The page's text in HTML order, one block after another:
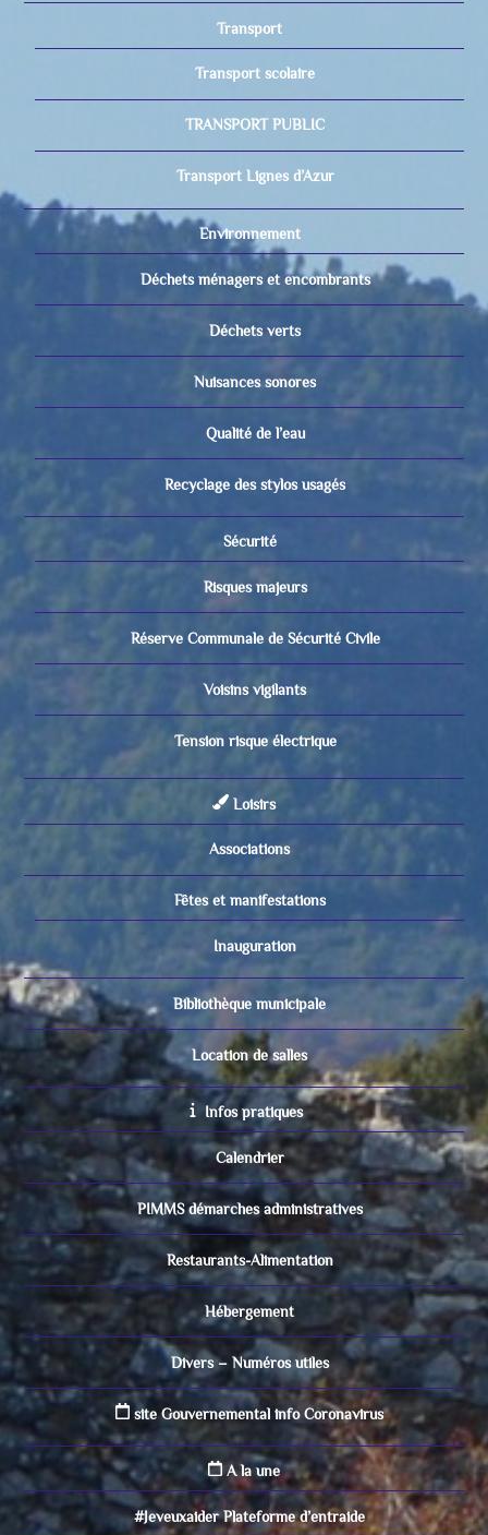
Transport
Transport scolaire
TRANSPORT PUBLIC
Transport Lignes d’Azur
Environnement
Déchets ménagers et encombrants
Déchets verts
Nuisances sonores
Qualité de l’eau
Recyclage des stylos usagés
Sécurité
Risques majeurs
Réserve Communale de Sécurité Civile
Voisins vigilants
Tension risque électrique
Loisirs
Associations
Fêtes et manifestations
Inauguration
Bibliothèque municipale
Location de salles
Infos pratiques
Calendrier
PIMMS démarches administratives
Restaurants-Alimentation
Hébergement
Divers – Numéros utiles
site Gouvernemental info Coronavirus
A la une
#Jeveuxaider Plateforme d’entraide